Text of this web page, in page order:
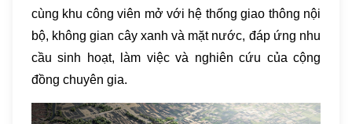
cùng khu công viên mở với hệ thống giao thông nội
bộ, không gian cây xanh và mặt nước, đáp ứng nhu
cầu sinh hoạt, làm việc và nghiên cứu của cộng
đồng chuyên gia.